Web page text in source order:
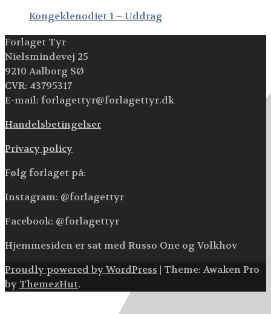
Kongeklenodiet 1 – Uddrag
Forlaget Tyr
Nielsmindevej 25
9210 Aalborg SØ
CVR: 43795317
E-mail: forlagettyr@forlagettyr.dk
Handelsbetingelser
Privacy policy
Følg forlaget på:
Instagram: @forlagettyr
Facebook: @forlagettyr
Hjemmesiden er sat med Russo One og Volkhov
Proudly powered by WordPress | Theme: Awaken Pro
by ThemezHut.